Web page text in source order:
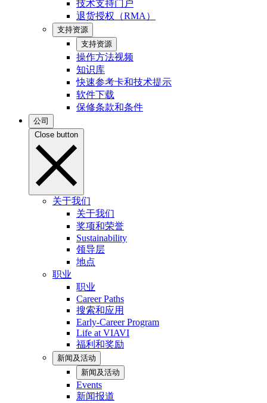
技术支持门户
退货授权（RMA）
支持资源
支持资源
操作方法视频
知识库
快速参考卡和技术提示
软件下载
保修条款和条件
公司
Close button
关于我们
关于我们
奖项和荣誉
Sustainability
领导层
地点
职业
职业
Career Paths
搜索和应用
Early-Career Program
Life at VIAVI
福利和奖励
新闻及活动
新闻及活动
Events
新闻报道